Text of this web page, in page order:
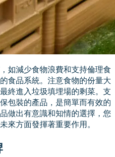
如減少食物浪費和支持倫理食
食品系統。注意食物的份量大
終進入垃圾填埋場的剩菜。支
包裝的產品，是簡單而有效的
做出有意識和知情的選擇，您
來方面發揮著重要作用。